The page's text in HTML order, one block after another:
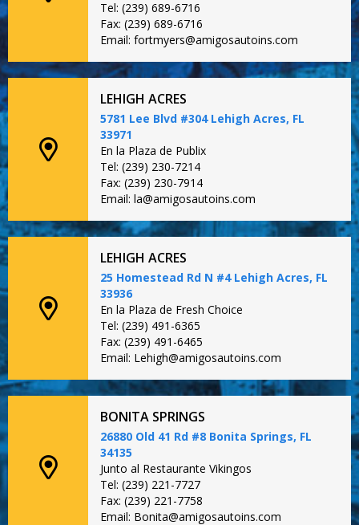
Tel: (239) 689-6716
Fax: (239) 689-6716
Email: fortmyers@amigosautoins.com
LEHIGH ACRES
5781 Lee Blvd #304 Lehigh Acres, FL
33971
En la Plaza de Publix
Tel: (239) 230-7214
Fax: (239) 230-7914
Email: la@amigosautoins.com
LEHIGH ACRES
25 Homestead Rd N #4 Lehigh Acres, FL
33936
En la Plaza de Fresh Choice
Tel: (239) 491-6365
Fax: (239) 491-6465
Email: Lehigh@amigosautoins.com
BONITA SPRINGS
26880 Old 41 Rd #8 Bonita Springs, FL
34135
Junto al Restaurante Vikingos
Tel: (239) 221-7727
Fax: (239) 221-7758
Email: Bonita@amigosautoins.com